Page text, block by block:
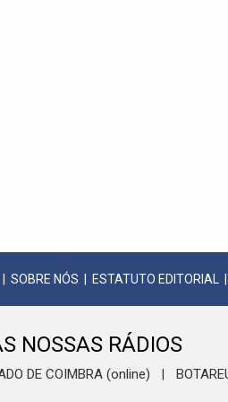
SOBRE NÓS ESTATUTO EDITORIAL
NOSSAS RÁDIOS
DE COIMBRA (online)